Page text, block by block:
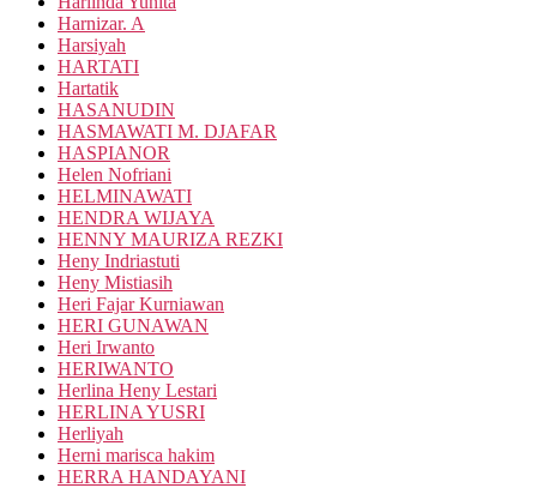
Harnizar. A
Harsiyah
HARTATI
Hartatik
HASANUDIN
HASMAWATI M. DJAFAR
HASPIANOR
Helen Nofriani
HELMINAWATI
HENDRA WIJAYA
HENNY MAURIZA REZKI
Heny Indriastuti
Heny Mistiasih
Heri Fajar Kurniawan
HERI GUNAWAN
Heri Irwanto
HERIWANTO
Herlina Heny Lestari
HERLINA YUSRI
Herliyah
Herni marisca hakim
HERRA HANDAYANI